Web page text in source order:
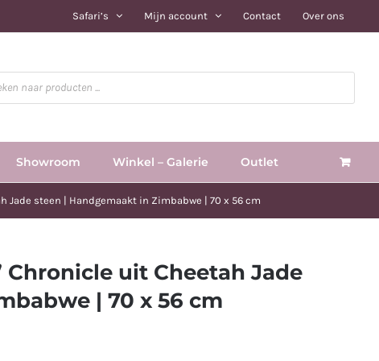
Safari’s Mijn account Contact Over ons
Showroom Winkel – Galerie Outlet
Jade steen | Handgemaakt in Zimbabwe | 70 x 56 cm
Chronicle uit Cheetah Jade
| 70 x 56 cm